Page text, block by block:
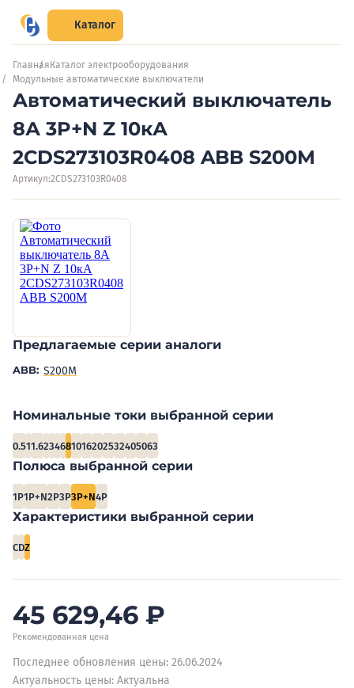
Каталог
Главная Каталог электрооборудования
Модульные автоматические выключатели
Автоматический выключатель
8А 3P+N Z 10кА
2CDS273103R0408 ABB S200M
Артикул:2CDS273103R0408
Предлагаемые серии аналоги
ABB: S200M
Номинальные токи выбранной серии
0.511.6234681016202532405063
Полюса выбранной серии
1P1P+N2P3P3P+N4P
Характеристики выбранной серии
CDZ
45 629,46 ₽
Рекомендованная цена
Последнее обновления цены: 26.06.2024
Актуальность цены: Актуальна